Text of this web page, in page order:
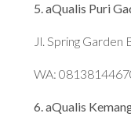
5. aQualis Puri
Jl. Spring
WA:
6. aQualis